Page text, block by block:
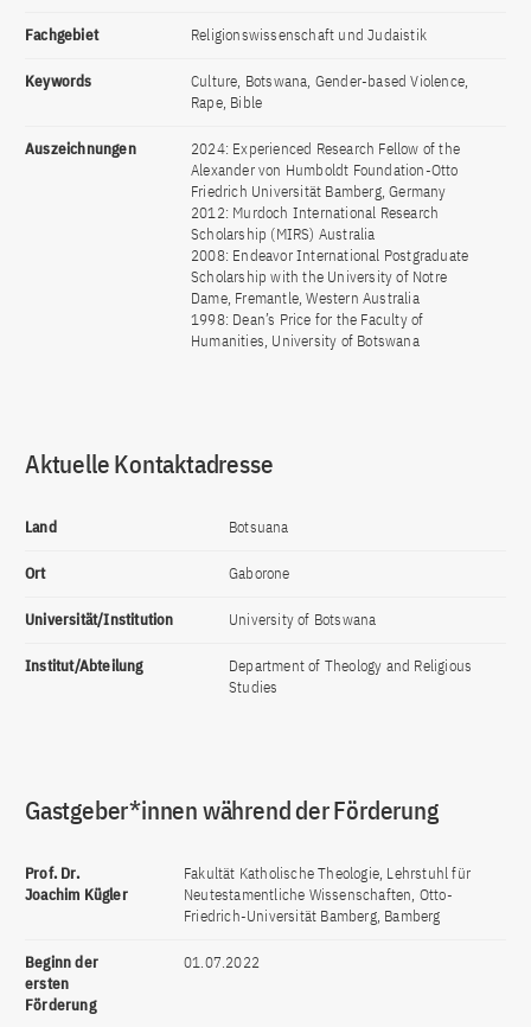
Fachgebiet Religionswissenschaft und Judaistik
Keywords
Culture, Botswana, Gender-based Violence,
Rape, Bible
Auszeichnungen
2024: Experienced Research Fellow of the
Alexander von Humboldt Foundation-Otto
Friedrich Universität Bamberg, Germany
2012: Murdoch International Research
Scholarship (MIRS) Australia
2008: Endeavor International Postgraduate
Scholarship with the University of Notre
Dame, Fremantle, Western Australia
1998: Dean’s Price for the Faculty of
Humanities, University of Botswana
Aktuelle Kontaktadresse
Land Botsuana
Ort Gaborone
Universität/Institution University of Botswana
Institut/Abteilung
Department of Theology and Religious
Studies
Gastgeber*innen während der Förderung
Prof. Dr.
Joachim Kügler
Fakultät Katholische Theologie, Lehrstuhl für
Neutestamentliche Wissenschaften, Otto-
Friedrich-Universität Bamberg, Bamberg
Beginn der
ersten
Förderung
01.07.2022